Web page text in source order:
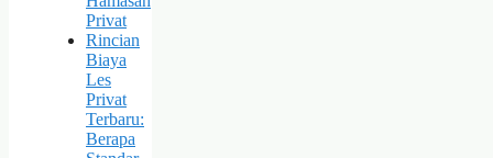
Privat
Rincian
Biaya
Les
Privat
Terbaru:
Berapa